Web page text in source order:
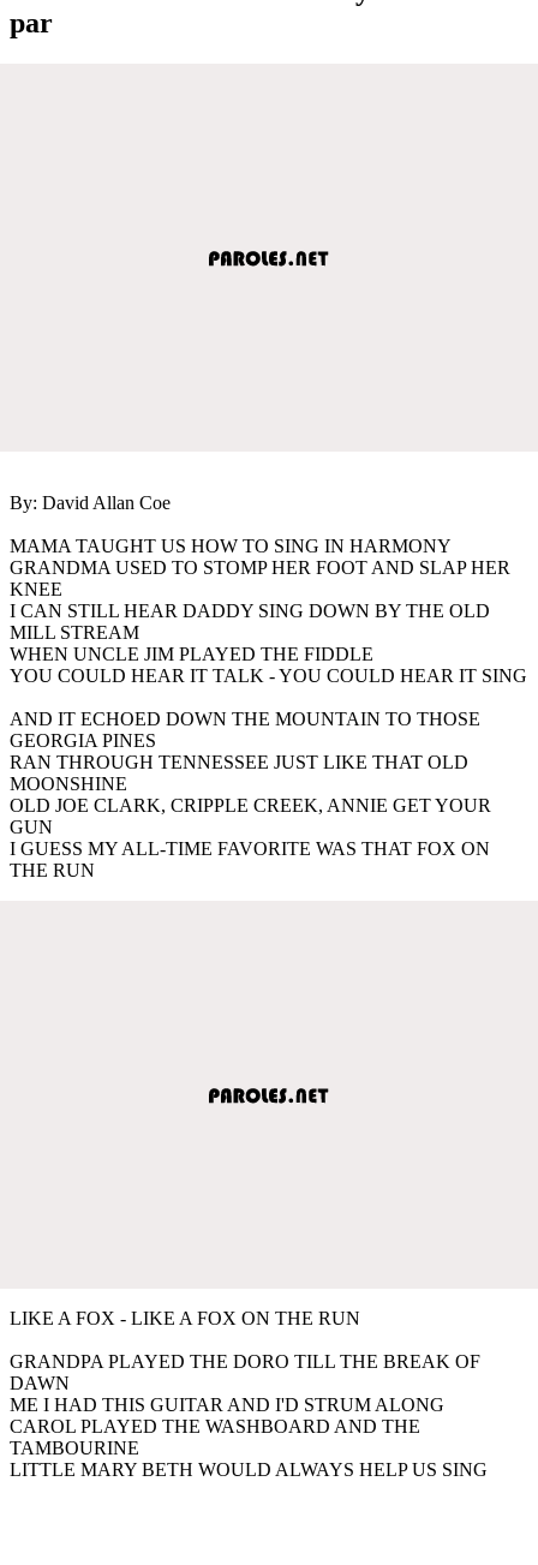
par
By: David Allan Coe
MAMA TAUGHT US HOW TO SING IN HARMONY
GRANDMA USED TO STOMP HER FOOT AND SLAP HER
KNEE
I CAN STILL HEAR DADDY SING DOWN BY THE OLD
MILL STREAM
WHEN UNCLE JIM PLAYED THE FIDDLE
YOU COULD HEAR IT TALK - YOU COULD HEAR IT SING
AND IT ECHOED DOWN THE MOUNTAIN TO THOSE
GEORGIA PINES
RAN THROUGH TENNESSEE JUST LIKE THAT OLD
MOONSHINE
OLD JOE CLARK, CRIPPLE CREEK, ANNIE GET YOUR
GUN
I GUESS MY ALL-TIME FAVORITE WAS THAT FOX ON
THE RUN
LIKE A FOX - LIKE A FOX ON THE RUN
GRANDPA PLAYED THE DORO TILL THE BREAK OF
DAWN
ME I HAD THIS GUITAR AND I'D STRUM ALONG
CAROL PLAYED THE WASHBOARD AND THE
TAMBOURINE
LITTLE MARY BETH WOULD ALWAYS HELP US SING